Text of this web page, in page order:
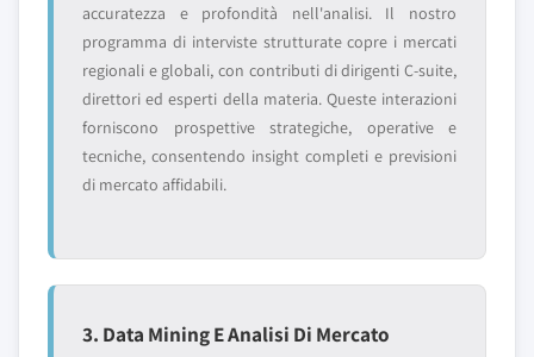
accuratezza e profondità nell'analisi. Il nostro
programma di interviste strutturate copre i mercati
regionali e globali, con contributi di dirigenti C-suite,
direttori ed esperti della materia. Queste interazioni
forniscono prospettive strategiche, operative e
tecniche, consentendo insight completi e previsioni
di mercato affidabili.
3. Data Mining E Analisi Di Mercato